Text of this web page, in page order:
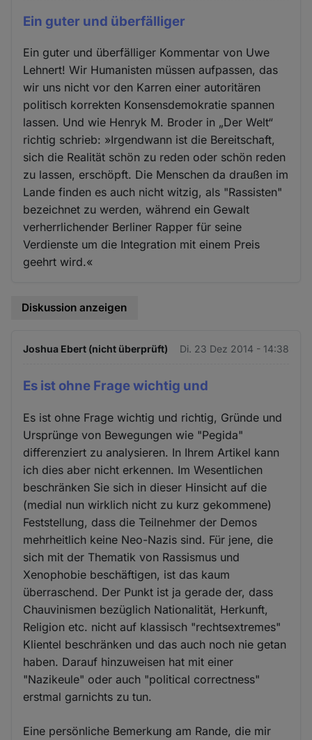
Ein guter und überfälliger
Ein guter und überfälliger Kommentar von Uwe
Lehnert! Wir Humanisten müssen aufpassen, das
wir uns nicht vor den Karren einer autoritären
politisch korrekten Konsensdemokratie spannen
lassen. Und wie Henryk M. Broder in „Der Welt“
richtig schrieb: »Irgendwann ist die Bereitschaft,
sich die Realität schön zu reden oder schön reden
zu lassen, erschöpft. Die Menschen da draußen im
Lande finden es auch nicht witzig, als "Rassisten"
bezeichnet zu werden, während ein Gewalt
verherrlichender Berliner Rapper für seine
Verdienste um die Integration mit einem Preis
geehrt wird.«
Diskussion anzeigen
Joshua Ebert (nicht überprüft) Di. 23 Dez 2014 - 14:38
Es ist ohne Frage wichtig und
Es ist ohne Frage wichtig und richtig, Gründe und
Ursprünge von Bewegungen wie "Pegida"
differenziert zu analysieren. In Ihrem Artikel kann
ich dies aber nicht erkennen. Im Wesentlichen
beschränken Sie sich in dieser Hinsicht auf die
(medial nun wirklich nicht zu kurz gekommene)
Feststellung, dass die Teilnehmer der Demos
mehrheitlich keine Neo-Nazis sind. Für jene, die
sich mit der Thematik von Rassismus und
Xenophobie beschäftigen, ist das kaum
überraschend. Der Punkt ist ja gerade der, dass
Chauvinismen bezüglich Nationalität, Herkunft,
Religion etc. nicht auf klassisch "rechtsextremes"
Klientel beschränken und das auch noch nie getan
haben. Darauf hinzuweisen hat mit einer
"Nazikeule" oder auch "political correctness"
erstmal garnichts zu tun.
Eine persönliche Bemerkung am Rande, die mir